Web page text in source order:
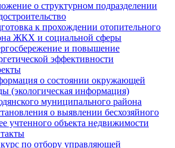
о структурном подразделении
к прохождении отопительного
ЖКХ и социальной сферы
и повышение
эффективности
о состоянии окружающей
(экологическая информация)
муниципального района
о выявлении бесхозяйного
учтенного объекта недвижимости
по отбору управляющей